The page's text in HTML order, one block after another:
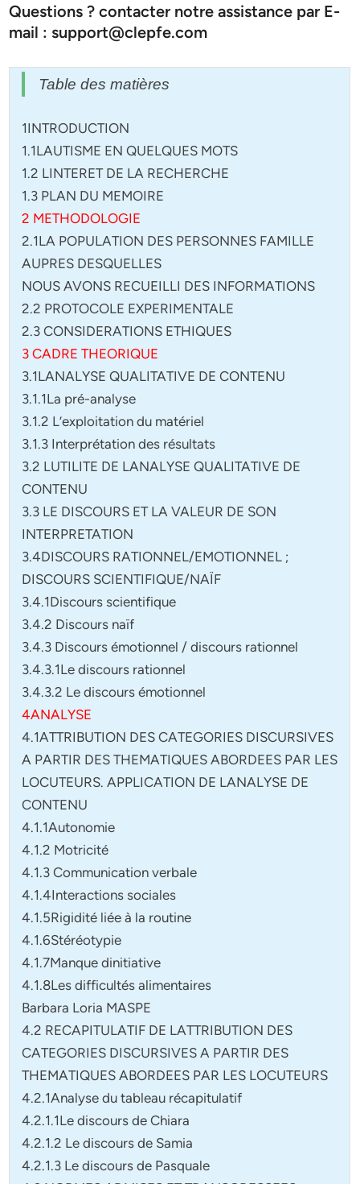
Questions ? contacter notre assistance par E-
mail : support@clepfe.com
Table des matières
1INTRODUCTION
1.1LAUTISME EN QUELQUES MOTS
1.2 LINTERET DE LA RECHERCHE
1.3 PLAN DU MEMOIRE
2 METHODOLOGIE
2.1LA POPULATION DES PERSONNES FAMILLE
AUPRES DESQUELLES
NOUS AVONS RECUEILLI DES INFORMATIONS
2.2 PROTOCOLE EXPERIMENTALE
2.3 CONSIDERATIONS ETHIQUES
3 CADRE THEORIQUE
3.1LANALYSE QUALITATIVE DE CONTENU
3.1.1La pré-analyse
3.1.2 L’exploitation du matériel
3.1.3 Interprétation des résultats
3.2 LUTILITE DE LANALYSE QUALITATIVE DE
CONTENU
3.3 LE DISCOURS ET LA VALEUR DE SON
INTERPRETATION
3.4DISCOURS RATIONNEL/EMOTIONNEL ;
DISCOURS SCIENTIFIQUE/NAÏF
3.4.1Discours scientifique
3.4.2 Discours naïf
3.4.3 Discours émotionnel / discours rationnel
3.4.3.1Le discours rationnel
3.4.3.2 Le discours émotionnel
4ANALYSE
4.1ATTRIBUTION DES CATEGORIES DISCURSIVES
A PARTIR DES THEMATIQUES ABORDEES PAR LES
LOCUTEURS. APPLICATION DE LANALYSE DE
CONTENU
4.1.1Autonomie
4.1.2 Motricité
4.1.3 Communication verbale
4.1.4Interactions sociales
4.1.5Rigidité liée à la routine
4.1.6Stéréotypie
4.1.7Manque dinitiative
4.1.8Les difficultés alimentaires
Barbara Loria MASPE
4.2 RECAPITULATIF DE LATTRIBUTION DES
CATEGORIES DISCURSIVES A PARTIR DES
THEMATIQUES ABORDEES PAR LES LOCUTEURS
4.2.1Analyse du tableau récapitulatif
4.2.1.1Le discours de Chiara
4.2.1.2 Le discours de Samia
4.2.1.3 Le discours de Pasquale